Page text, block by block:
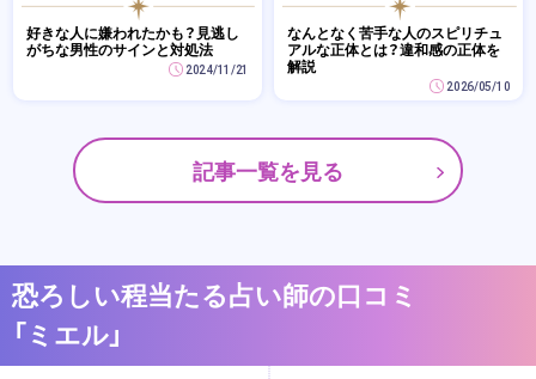
好きな人に嫌われたかも？見逃し
がちな男性のサインと対処法
2024/11/21
なんとなく苦手な人のスピリチュ
アルな正体とは？違和感の正体を
解説
2026/05/10
記事一覧を見る
恐ろしい程当たる占い師の口コミ
「ミエル」